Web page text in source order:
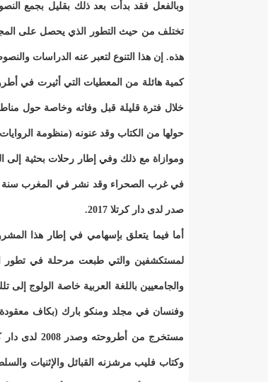
وبالفعل فقد بدأت بعد ذلك بقليل بجمع
تختلف من حيث التطور الذي يحصل على
هذه. إن هذا التنوع لتعبر عنه الدراسات
كمية هائلة من المعطيات التي أثيرت في
خلال فترة قليلة قبل وفاته وخاصة حول
حولها من الكتاب وقد عنونه (منظومة
وموازاة مع ذلك وفي إطار رحلات بحثية إلى
صدر لدى دار كرتلا 2017.
أما فيما يتعلق بإسهامي في إطار هذا
لمستكشفين والتي طبعت مرحلة في تطور
والجامعيين باللغة العربية خاصة الولوج
وفنسان في مجلد ومنكو بارك (بكاف